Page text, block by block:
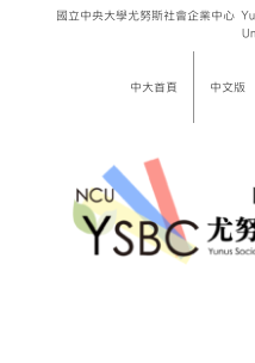
國立中央大學尤努斯社會企業中心
中大首頁 中文版